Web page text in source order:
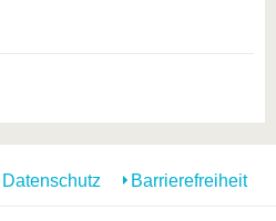
Datenschutz Barrierefreiheit